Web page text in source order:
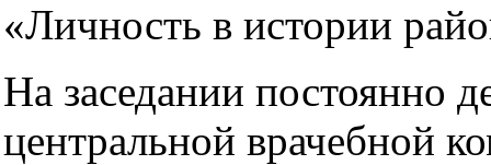
«Личность в истории
На заседании постоянно
центральной врачебной